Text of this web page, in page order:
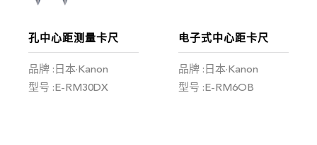
孔中心距测量卡尺
品牌 :日本·Kanon
型号 :E-RM30DX
电子式中心距卡尺
品牌 :日本·Kanon
型号 :E-RM6OB